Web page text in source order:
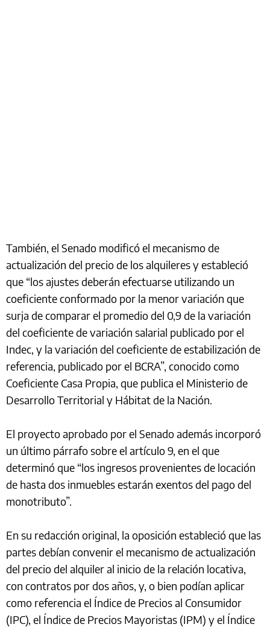
También, el Senado modificó el mecanismo de
actualización del precio de los alquileres y estableció
que “los ajustes deberán efectuarse utilizando un
coeficiente conformado por la menor variación que
surja de comparar el promedio del 0,9 de la variación
del coeficiente de variación salarial publicado por el
Indec, y la variación del coeficiente de estabilización de
referencia, publicado por el BCRA”, conocido como
Coeficiente Casa Propia, que publica el Ministerio de
Desarrollo Territorial y Hábitat de la Nación.
El proyecto aprobado por el Senado además incorporó
un último párrafo sobre el artículo 9, en el que
determinó que “los ingresos provenientes de locación
de hasta dos inmuebles estarán exentos del pago del
monotributo”.
En su redacción original, la oposición estableció que las
partes debían convenir el mecanismo de actualización
del precio del alquiler al inicio de la relación locativa,
con contratos por dos años, y, o bien podían aplicar
como referencia el Índice de Precios al Consumidor
(IPC), el Índice de Precios Mayoristas (IPM) y el Índice